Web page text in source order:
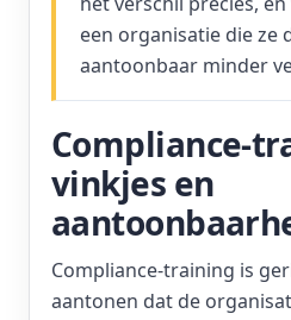
een organisatie die ze
aantoonbaar minder
Compliance-
vinkjes en
Compliance-training is
aantonen dat de